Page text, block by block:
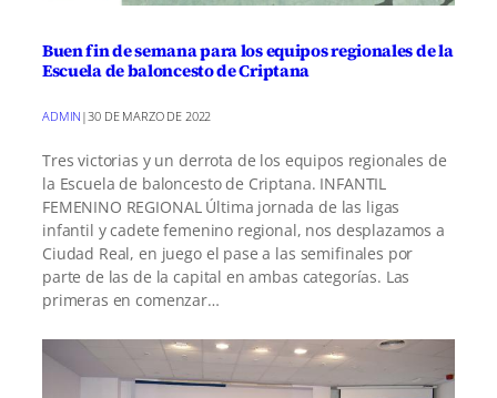
Buen fin de semana para los equipos regionales de la
Escuela de baloncesto de Criptana
ADMIN |30 DE MARZO DE 2022
Tres victorias y un derrota de los equipos regionales de
la Escuela de baloncesto de Criptana. INFANTIL
FEMENINO REGIONAL Última jornada de las ligas
infantil y cadete femenino regional, nos desplazamos a
Ciudad Real, en juego el pase a las semifinales por
parte de las de la capital en ambas categorías. Las
primeras en comenzar…